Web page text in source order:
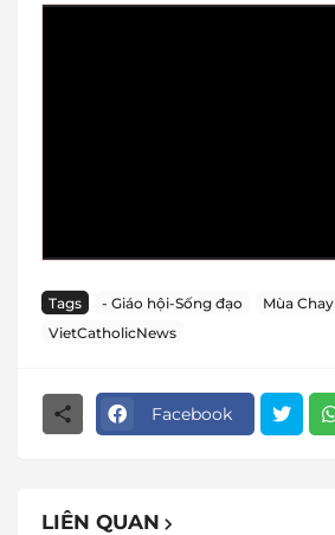
Tags - Giáo hội-Sống đạo
Mùa Chay
VietCatholicNews
Facebook
LIÊN QUAN